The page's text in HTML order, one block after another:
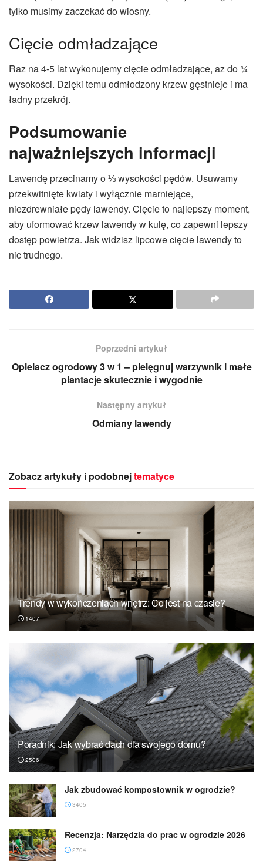
tylko musimy zaczekać do wiosny.
Cięcie odmładzające
Raz na 4-5 lat wykonujemy cięcie odmładzające, az do ¾
wysokości. Dzięki temu odmłodzony krzew gęstnieje i ma
ładny przekrój.
Podsumowanie
najważniejszych informacji
Lawendę przecinamy o ⅓ wysokości pędów. Usuwamy
przekwitnięte kwiaty i wyłącznie marniejące,
niezdrewniałe pędy lawendy. Cięcie to najlepszy moment,
aby uformować krzew lawendy w kulę, co zapewni lepszy
dostęp powietrza. Jak widzisz lipcowe cięcie lawendy to
nic trudnego.
Poprzedni artykuł
Opielacz ogrodowy 3 w 1 – pielęgnuj warzywnik i małe
plantacje skutecznie i wygodnie
Następny artykuł
Odmiany lawendy
Zobacz artykuły i podobnejtematyce
Trendy w wykończeniach wnętrz: Co jest na czasie?
1407
Poradnik: Jak wybrać dach dla swojego domu?
2506
Jak zbudować kompostownik w ogrodzie?
3405
Recenzja: Narzędzia do prac w ogrodzie 2026
2704